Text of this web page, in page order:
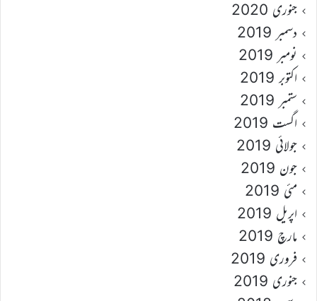
جنوری 2020
دسمبر 2019
نومبر 2019
اکتوبر 2019
ستمبر 2019
اگست 2019
جولائی 2019
جون 2019
مئی 2019
اپریل 2019
مارچ 2019
فروری 2019
جنوری 2019